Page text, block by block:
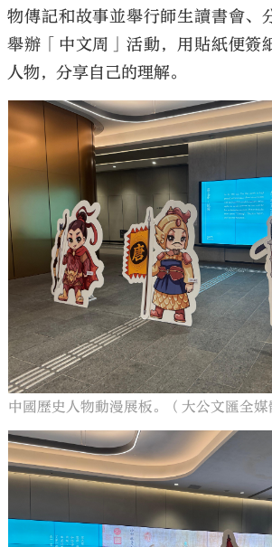
物傳記和故事並舉行師生讀書會、
舉辦「中文周」活動，用貼紙便簽
人物，分享自己的理解。
中國歷史人物動漫展板。（大公文匯全媒